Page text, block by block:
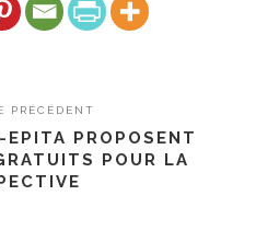
PRÉCÉDENT
PROPOSENT
POUR LA